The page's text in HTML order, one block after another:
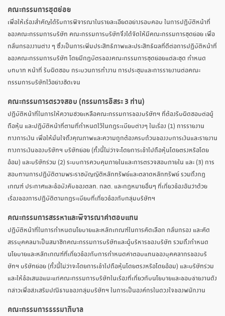
คณะกรรมการชุดย่อย
เพื่อให้เรื่องสำคัญได้รับการพิจารณาในรายละเอียดอย่างรอบคอบ ในการปฏิบัติหน้าที่
ของคณะกรรมการบริษัท คณะกรรมการบริษัทจึงได้จัดให้มีคณะกรรมการชุดย่อย เพื่อ
กลั่นกรองงานต่าง ๆ ซึ่งเป็นการเพิ่มประสิทธิภาพและประสิทธิผลที่ดีต่อการปฏิบัติหน้าที่
ของคณะกรรมการบริษัท โดยมีกฎบัตรของคณะกรรมการชุดย่อยแต่ละชุด กำหนด
บทบาท หน้าที่ รับผิดชอบ กระบวนการทำงาน การประชุมและการรายงานต่อคณะ
กรรมการบริษัทไว้อย่างชัดเจน
คณะกรรมการตรวจสอบ (กรรมการอิสระ 3 ท่าน)
ปฏิบัติหน้าที่ในการให้ความช่วยเหลือคณะกรรมการของบริษัทฯ ที่ต้องรับผิดชอบต่อผู้
ถือหุ้น และปฏิบัติหน้าที่ตามที่กำหนดไว้ในกฎระเบียบต่างๆ ในเรื่อง (1) การรายงาน
ทางการเงิน เพื่อให้มั่นใจถึงคุณภาพและความถูกต้องครบถ้วนของงบการเงินและรายงาน
ทางการเงินของบริษัทฯ บริษัทย่อย (ทั้งนี้ไม่ว่าจะโดยการเข้าไปถือหุ้นโดยตรงหรือโดย
อ้อม) และบริษัทร่วม (2) ระบบการควบคุมภายในและการตรวจสอบภายใน และ (3) การ
สอบทานการปฏิบัติตามพระราชบัญญัติหลักทรัพย์และตลาดหลักทรัพย์ รวมถึงกฎ
เกณฑ์ ประกาศและข้อบังคับของตลท. กลต. และกฎหมายอื่นๆ ที่เกี่ยวข้องอันว่าด้วย
เรื่องของการปฏิบัติตามกฎระเบียบที่เกี่ยวข้องกับกลุ่มบริษัทฯ
คณะกรรมการสรรหาและพิจารณาค่าตอบแทน
ปฏิบัติหน้าที่ในการกำหนดนโยบายและหลักเกณฑ์ในการคัดเลือก กลั่นกรอง และคัด
สรรบุคคลมาเป็นสมาชิกคณะกรรมการบริษัทและผู้บริหารของบริษัท รวมถึงกำหนด
นโยบายและหลักเกณฑ์ที่เกี่ยวข้องกับการกำหนดค่าตอบแทนของบุคคลากรของบริ
ษัทฯ บริษัทย่อย (ทั้งนี้ไม่ว่าจะโดยการเข้าไปถือหุ้นโดยตรงหรือโดยอ้อม) และบริษัทร่วม
และให้ข้อเสนอแนะแก่คณะกรรมการบริษัทในเรื่องที่เกี่ยวกับนโยบายและขอบข่ายงานดัง
กล่าวเพื่อส่งเสริมปณิธานของกลุ่มบริษัทฯ ในการเป็นองค์กรในดวงใจของพนักงาน
คณะกรรมการธรรมาภิบาล